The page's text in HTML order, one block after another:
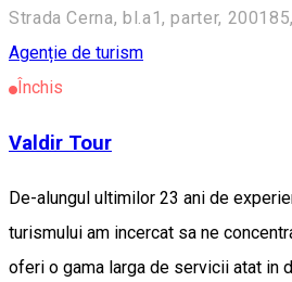
Strada Cerna, bl.a1, parter,
Agenție de turism
Închis
Valdir Tour
De-alungul ultimilor 23 ani de
turismului am incercat sa ne
oferi o gama larga de servicii atat in